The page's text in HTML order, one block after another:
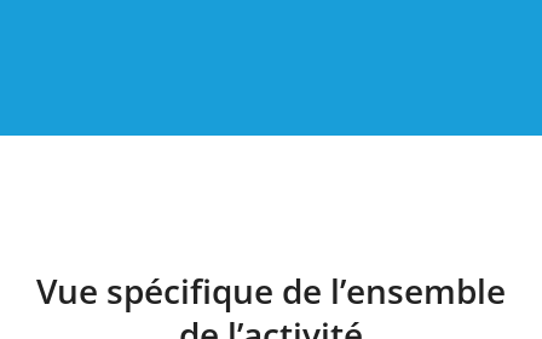
Vue spécifique de l’ensemble